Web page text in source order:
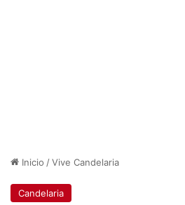
Inicio /Vive Candelaria
Candelaria